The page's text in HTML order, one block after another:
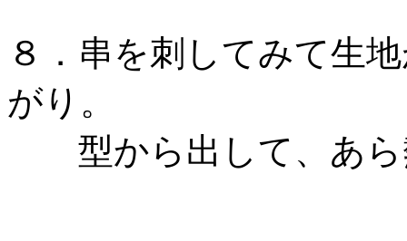
８．串を刺してみて生
がり。
型から出して、あら